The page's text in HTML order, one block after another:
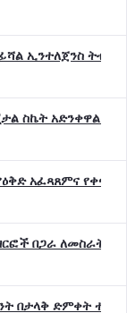
ኢንተለጀንስ
ስኬት አድንቀዋል
አፈጻጸምና
በጋራ ለመስራት
በታላቅ ድምቀት